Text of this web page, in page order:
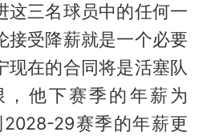
这三名球员中的任何一
接受降薪就是一个必要
现在的合同将是活塞队
他下赛季的年薪为
29赛季的年薪更